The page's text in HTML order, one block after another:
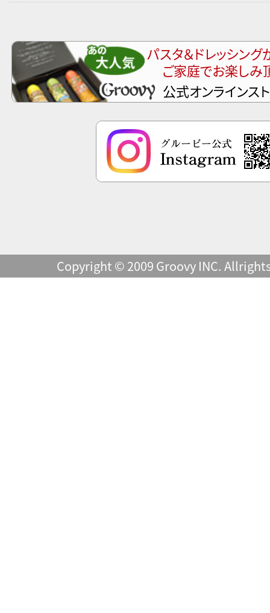
パスタ＆ドレッシング
ご家庭でお楽しみ
公式オンラインス
Copyright © 2009 Groovy INC.